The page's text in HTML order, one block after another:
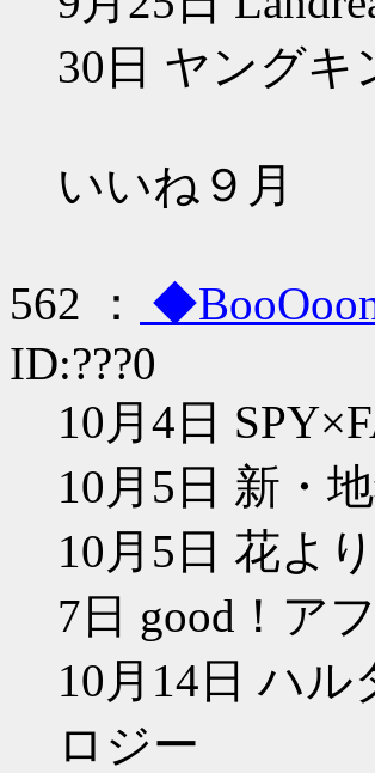
30日 ヤングキ
いいね９月
562 ：
ID:???0
10月4日
10月5日 新・
10月5日 花よ
7日 good！ア
10月14日 ハル
ロジー